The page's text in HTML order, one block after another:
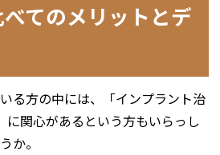
てのメリットとデ
る方の中には、「インプラント治
に関心があるという方もいらっし
か。